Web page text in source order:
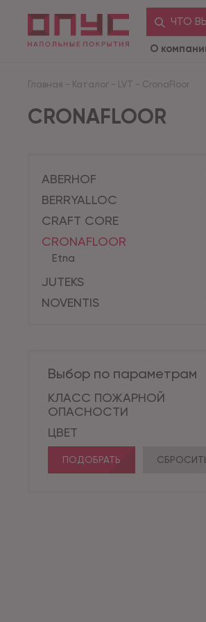
ЧТО
О
Главная - Каталог - LVT - CronaFloor
CRONAFLOOR
ABERHOF
BERRYALLOC
CRAFT CORE
CRONAFLOOR
Etna
JUTEKS
NOVENTIS
Выбор по параметрам
КЛАСС ПОЖАРНОЙ
ОПАСНОСТИ
ЦВЕТ
ПОДОБРАТЬ